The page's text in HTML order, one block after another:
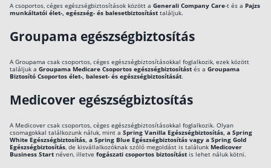
A csoportos, céges egészségbiztosítások között a Generali Company Care-t és a Pajzs
munkáltatói élet-, egészség- és balesetbiztosítást találjuk.
Groupama egészségbiztosítás
A Groupama csak csoportos, céges egészségbiztosításokkal foglalkozik, ezek között
találjuk a Groupama Medicare Csoportos egészségbiztosítást és a Groupama
Biztosító Csoportos élet-, baleset- és egészségbiztosítását.
Medicover egészségbiztosítás
A Medicover csak csoportos, céges egészségbiztosításokkal foglalkozik. Olyan
csomagokkal találkozunk náluk, mint a Spring Vanilla Egészségbiztosítás, a Spring
White Egészségbiztosítás, a Spring Blue Egészségbiztosítás vagy a Spring Gold
Egészségbiztosítás, de kisvállalkozóknak szóló megoldást is találunk Medicover
Business Start néven, illetve fogászati csoportos biztosítást is lehet náluk kötni.